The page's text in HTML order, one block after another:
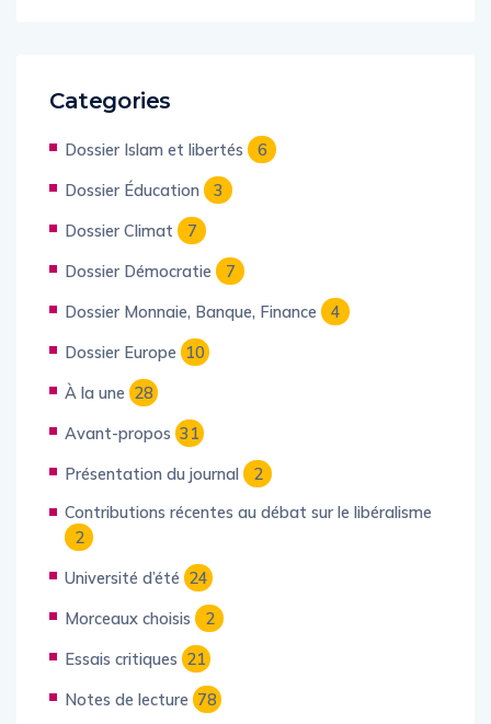
Categories
Dossier Islam et libertés
6
Dossier Éducation
3
Dossier Climat
7
Dossier Démocratie
7
Dossier Monnaie, Banque, Finance
4
Dossier Europe 10
À la une 28
Avant-propos 31
Présentation du journal
2
Contributions récentes au débat sur le libéralisme
2
Université d’été 24
Morceaux choisis
2
Essais critiques 21
Notes de lecture 78